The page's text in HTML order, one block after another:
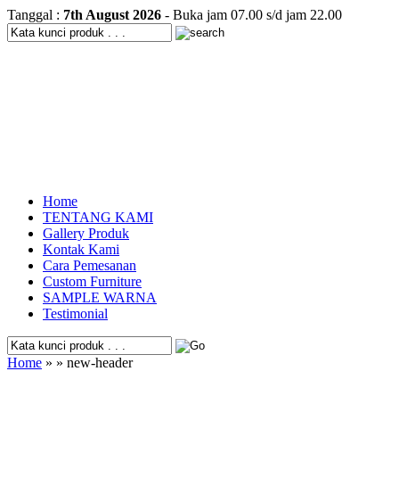
Tanggal : 7th August 2026 - Buka jam 07.00 s/d jam 22.00
Home
TENTANG KAMI
Gallery Produk
Kontak Kami
Cara Pemesanan
Custom Furniture
SAMPLE WARNA
Testimonial
Home » » new-header